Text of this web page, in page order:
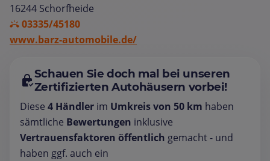
16244 Schorfheide
03335/45180
www.barz-automobile.de/
Schauen Sie doch mal bei unseren
Zertifizierten Autohäusern vorbei!
Diese 4 Händler im Umkreis von 50 km haben
sämtliche Bewertungen inklusive
Vertrauensfaktoren öffentlich gemacht - und
haben ggf. auch ein